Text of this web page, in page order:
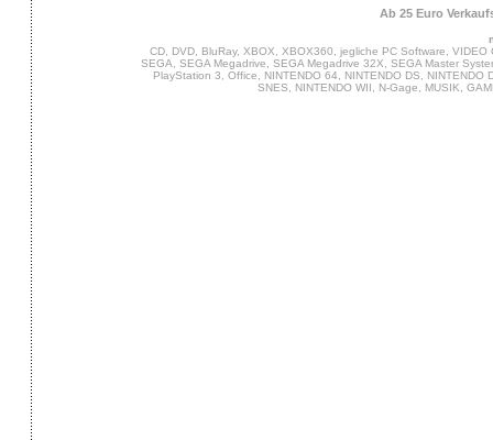
Ab 25 Euro
CD, DVD, BluRay, XBOX, XBOX360, jegliche PC Software,
SEGA, SEGA Megadrive, SEGA Megadrive 32X, SEGA Master
PlayStation 3, Office, NINTENDO 64, NINTENDO DS,
SNES, NINTENDO WII, N-Gage, MUSIK,